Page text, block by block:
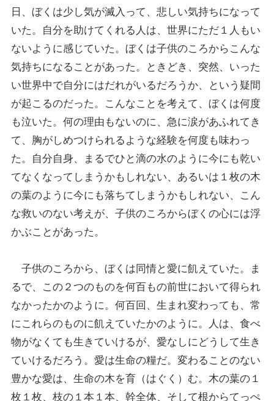
日、ぼくは少し気が滅入って、悲しい気持ちになって
いた。自分を助けてくれる人は、世界にただ１人もい
ないように感じていた。ぼくは子供のころからこんな
気持ちになることがあった。ときどき、突然、いった
い世界中で自分にはだれがいるだろうか、という疑間
が起こるのだった。こんなことを考えて、ぼくは何度
も泣いた。何の理由もないのに、急に涙があふれてき
て、胸がしめつけられるような経験を何度も味わっ
た。自分自身、まるでひと滴の水のように今にも乾い
てなくなってしまうかもしれない、あるいは１枚の木
の葉のように今にも落ちてしまうかもしれない、こん
な救いのない考えが、子供のころからぼくの心には浮
かぶことがあった。
子供のころから、ぼくは同情と愛に飢えていた。ま
るで、この２つのものを何百もの前世において得られ
なかったかのように。何百回、生まれ変わっても、常
にこれらのものに飢えていたかのように。人は、食べ
物がなくても生きていけるが、愛なしにどうして生き
ていけるだろう。愛は生命の糧だ。変わることのない
豊かな愛は、生命の木を育（はぐく）む。木の葉の１
枚１枚、枝の１本１本、幹全体、そして根からてっぺ